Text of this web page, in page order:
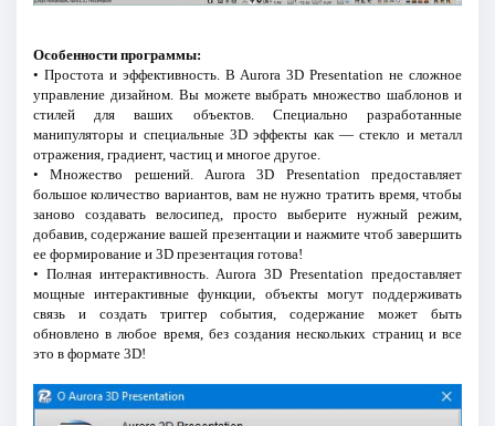
Особенности программы:
• Простота и эффективность. В Aurora 3D Presentation не сложное
управление дизайном. Вы можете выбрать множество шаблонов и
стилей для ваших объектов. Специально разработанные
манипуляторы и специальные 3D эффекты как — стекло и металл
отражения, градиент, частиц и многое другое.
• Множество решений. Aurora 3D Presentation предоставляет
большое количество вариантов, вам не нужно тратить время, чтобы
заново создавать велосипед, просто выберите нужный режим,
добавив, содержание вашей презентации и нажмите чтоб завершить
ее формирование и 3D презентация готова!
• Полная интерактивность. Aurora 3D Presentation предоставляет
мощные интерактивные функции, объекты могут поддерживать
связь и создать триггер события, содержание может быть
обновлено в любое время, без создания нескольких страниц и все
это в формате 3D!